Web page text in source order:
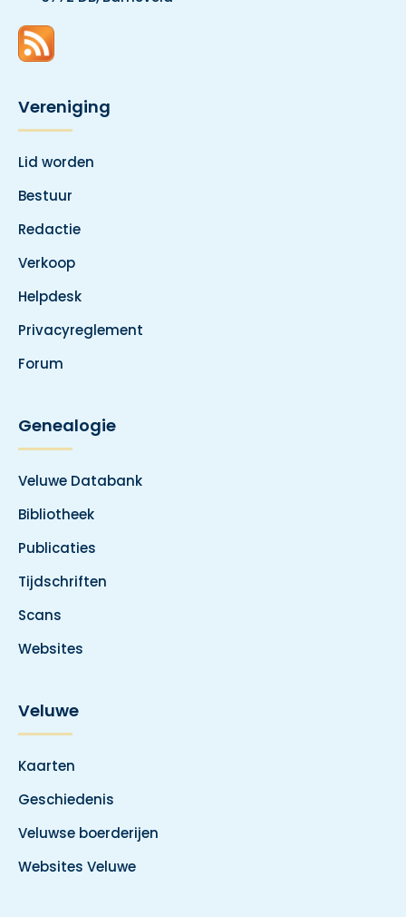
Vereniging
Lid worden
Bestuur
Redactie
Verkoop
Helpdesk
Privacyreglement
Forum
Genealogie
Veluwe Databank
Bibliotheek
Publicaties
Tijdschriften
Scans
Websites
Veluwe
Kaarten
Geschiedenis
Veluwse boerderijen
Websites Veluwe